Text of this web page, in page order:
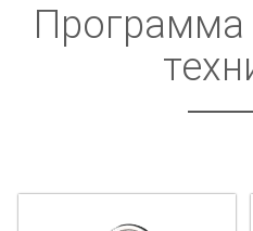
Программа